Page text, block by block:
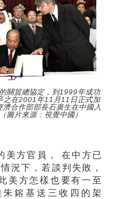
關貿總協定，到1999年成功
之在2001年11月11日正式加
合作部部長石廣生在中國入
圖片來源：視覺中國）
方官員， 在中方已
況下，若談判失敗，
美方怎樣也要有一至
鎔基送三收四的架